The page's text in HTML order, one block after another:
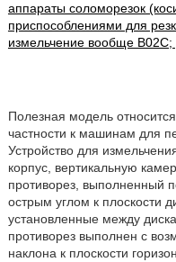
аппараты соломорезок
приспособлениями для
измельчение вообще
Полезная модель
частности к машинам для
Устройство для
корпус, вертикальную
противорез, выполненный
острым углом к плоскости
установленные между
противорез выполнен с
наклона к плоскости